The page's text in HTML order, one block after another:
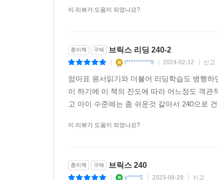
이 리뷰가 도움이 되었나요?
종이책 구매 브릭스 리딩 240-2
l**********9 2024-02-12 신고
엄마표 원서읽기와 더불어 리딩학습도 병행
이 하기에 이 책의 진도에 따라 어느정도 객관
고 아이 수준에는 좀 쉬운것 같아서 240으로
이 리뷰가 도움이 되었나요?
종이책 구매 브릭스 240
y*****5 2023-08-29 신고